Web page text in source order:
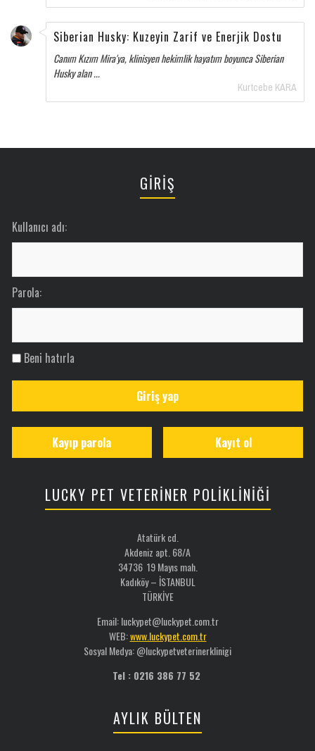
Siberian Husky: Kuzeyin Zarif ve Enerjik Dostu
Canım Kızım Mira'ya, klinisyen hekimlik hayatım boyunca Siberian
Husky alan ...
Kurtcebe KARA
GİRİŞ
Kullanıcı adı:
Parola:
Beni hatırla
Giriş yap
Kayıt ol
Kayıp parola
LUCKY PET VETERİNER POLİKLİNİĞİ
Atatürk cd.
Akdeniz apt. 68/A
34736 19 Mayıs mah.
Kadıköy – İSTANBUL
TÜRKİYE
Email: luckypet@luckypet.com.tr
WEB:www.luckypet.com.tr
Sosyal Medya: @luckypetveterinerklinigi
Tel : 0216 386 77 52
AYLIK BÜLTEN